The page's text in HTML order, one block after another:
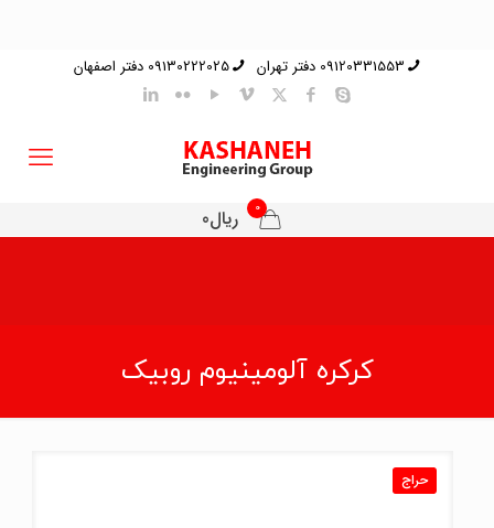
09120331553 دفتر تهران 09130222025 دفتر اصفهان
0 ریال0
کرکره آلومینیوم روبیک
حراج